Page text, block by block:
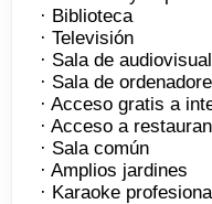
· Biblioteca
· Televisión
· Sala de
· Sala de
· Acceso gratis a
· Acceso a
· Sala común
· Amplios jardines
· Karaoke